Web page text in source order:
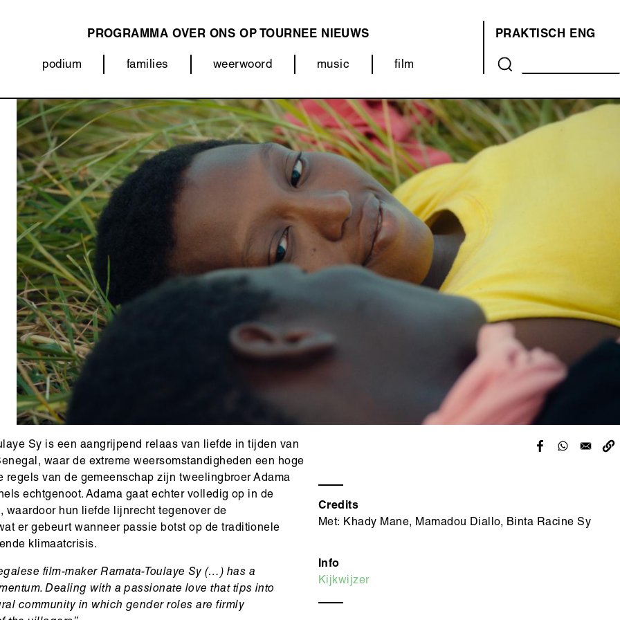
Categorieën
(menu)
podium families weerwoord music film
NAVIGATION
PROGRAMMA OVER ONS OP TOURNEE NIEUWS
OVER
ONS
(MENU)
PRAKTISCH ENG
Sy is een aangrijpend relaas van liefde in tijden van
waar de extreme weersomstandigheden een hoge
regels van de gemeenschap zijn tweelingbroer Adama
echtgenoot. Adama gaat echter volledig op in de
hun liefde lijnrecht tegenover de
er gebeurt wanneer passie botst op de traditionele
klimaatcrisis.
film-maker Ramata-Toulaye Sy (…) has a
Dealing with a passionate love that tips into
community in which gender roles are firmly
Credits
Met: Khady Mane, Mamadou Diallo, Binta Racine Sy
Info
Kijkwijzer